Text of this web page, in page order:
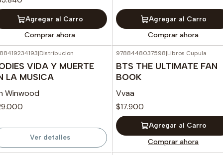
Agregar al Carro
Comprar ahora
Agregar al Carro
Comprar ahora
Agotado |Distribucion
VIDA Y MUERTE
LA MUSICA
Winwood
Ver detalles
9788448037598|Libros Cupula
BTS THE ULTIMATE FAN
BOOK
Vvaa
$17.900
Agregar al Carro
Comprar ahora